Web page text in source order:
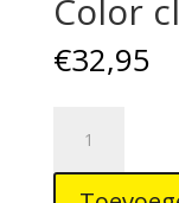
Color
€32,95
grip